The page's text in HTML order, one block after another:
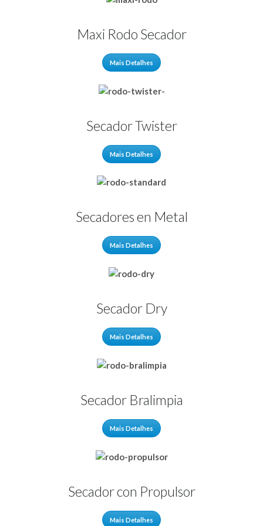
Maxi Rodo Secador
Mais Detalhes
Secador Twister
Mais Detalhes
Secadores en Metal
Mais Detalhes
Secador Dry
Mais Detalhes
Secador Bralimpia
Mais Detalhes
Secador con Propulsor
Mais Detalhes